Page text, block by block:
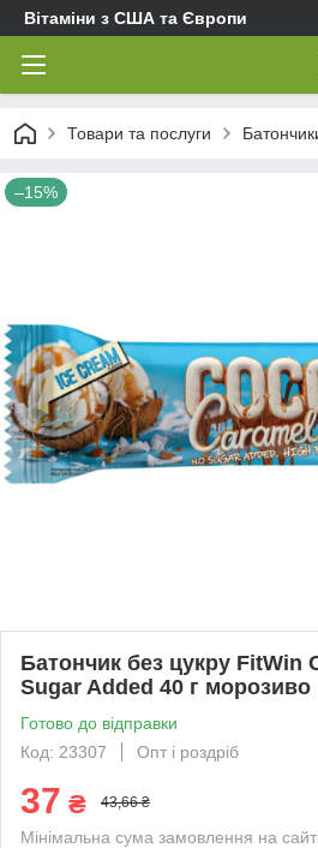
Вітаміни з США та Європи
Товари та послуги
–15%
Батончик без цукру FitWin
Sugar Added 40 г морозиво
Готово до відправки
Код: 23307
Опт і роздріб
37 ₴ 43,66 ₴
Мінімальна сума замовлення на